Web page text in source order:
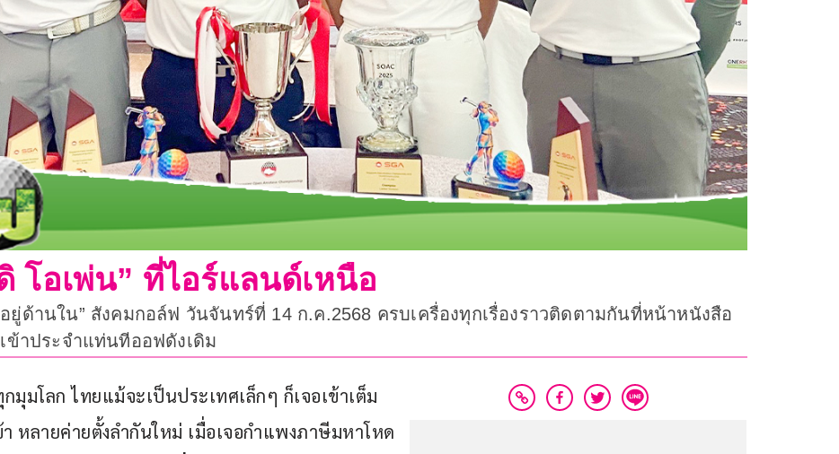
โอเพ่น” ที่ไอร์แลนด์เหนือ
ยู่ด้านใน” สังคมกอล์ฟ วันจันทร์ที่ 14 ก.ค.2568 ครบเครื่องทุกเรื่องราวติดตามกันที่หน้าหนังสือ
ข้าประจำแท่นทีออฟดังเดิม
มุมโลก ไทยแม้จะเป็นประเทศเล็กๆ ก็เจอเข้าเต็ม
หลายค่ายตั้งลำกันใหม่ เมื่อเจอกำแพงภาษีมหาโหด